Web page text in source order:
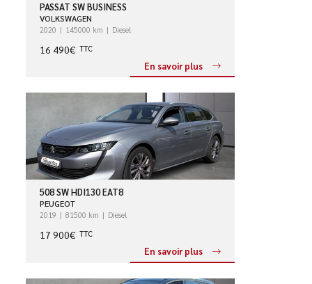
PASSAT SW BUSINESS
VOLKSWAGEN
2020 145000 km Diesel
16 490€ TTC
En savoir plus
508 SW HDI130 EAT8
PEUGEOT
2019 81500 km Diesel
17 900€ TTC
En savoir plus